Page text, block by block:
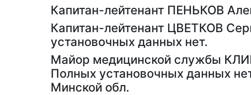
Капитан-лейтенант ПЕНЬКОВ
Капитан-лейтенант ЦВЕТКОВ
установочных данных нет.
Майор медицинской службы
Полных установочных данных
Минской обл.